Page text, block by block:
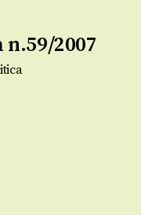
n.59/2007